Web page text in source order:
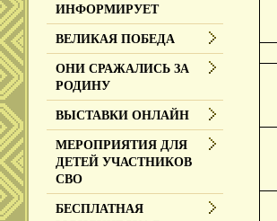
ИНФОРМИРУЕТ
ВЕЛИКАЯ ПОБЕДА
ОНИ СРАЖАЛИСЬ ЗА
РОДИНУ
ВЫСТАВКИ ОНЛАЙН
МЕРОПРИЯТИЯ ДЛЯ
ДЕТЕЙ УЧАСТНИКОВ
СВО
БЕСПЛАТНАЯ